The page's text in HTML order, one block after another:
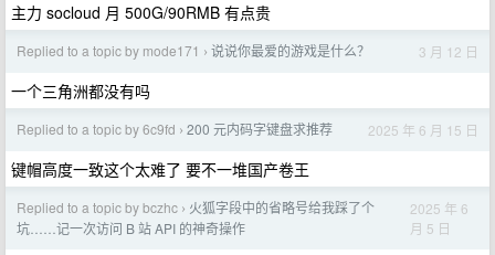
主力 socloud 月 500G/90RMB 有点贵
Replied to a topic by mode171 › 说说你最爱的游戏是什么？ 3 月 12 日
一个三角洲都没有吗
Replied to a topic by 6c9fd › 200 元内码字键盘求推荐 2025 年 6 月 15 日
键帽高度一致这个太难了 要不一堆国产卷王
Replied to a topic by bczhc › 火狐字段中的省略号给我踩了个
坑……记一次访问 B 站 API 的神奇操作
2025 年 6
月 5 日